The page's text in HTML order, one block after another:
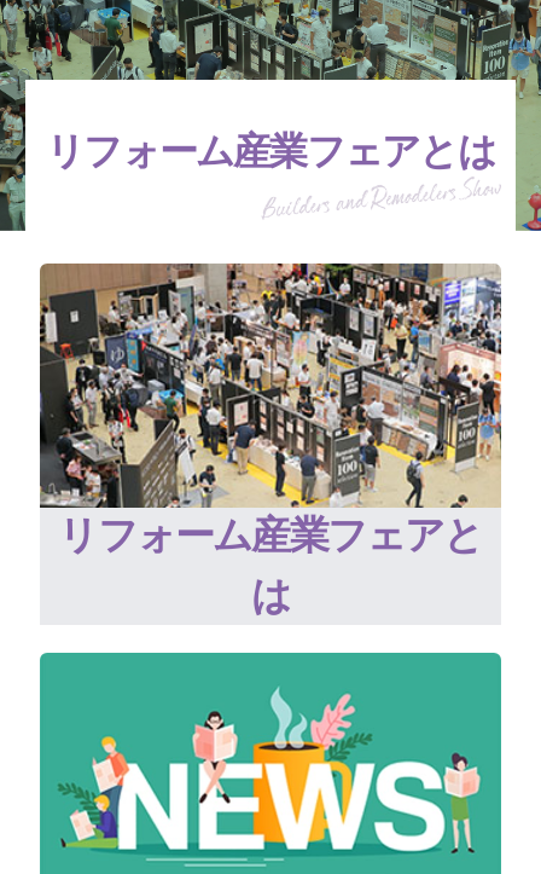
リフォーム産業フェアとは
リフォーム産業フェアと
は